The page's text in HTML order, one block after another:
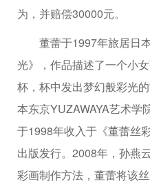
为，并赔偿30000元。
董蕾于1997年旅居日本
光》，作品描述了一个小
杯，杯中发出梦幻般彩光
本东京YUZAWAYA艺术学
于1998年收入于《董蕾丝
出版发行。2008年，孙燕
彩画制作方法，董蕾将该